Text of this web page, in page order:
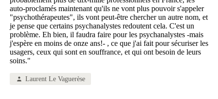
auto-proclamés maintenant qu'ils ne vont plus pouvoir s'appeler
"psychothérapeutes", ils vont peut-être chercher un autre nom, et
je pense que certains psychanalystes redoutent cela. C'est un
problème. Eh bien, il faudra faire pour les psychanalystes -mais
j'espère en moins de onze ans!- , ce que j'ai fait pour sécuriser les
usagers, ceux qui sont en souffrance, et qui ont besoin de leurs
soins."
Laurent Le Vaguerèse